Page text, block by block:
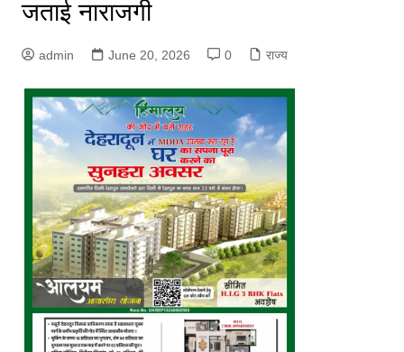
जताई नाराजगी
admin June 20, 2026 0 राज्य